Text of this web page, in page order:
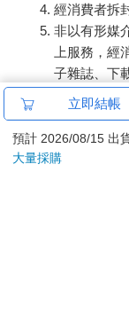
經消費者拆
非以有形媒
上服務，經
子雜誌、下
已拆封之
若非上列種類
日）。
立即結帳
預計 2026/08/15 出
大量採購